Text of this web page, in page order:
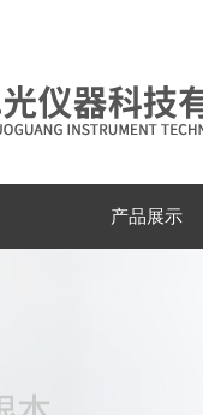
产品展示